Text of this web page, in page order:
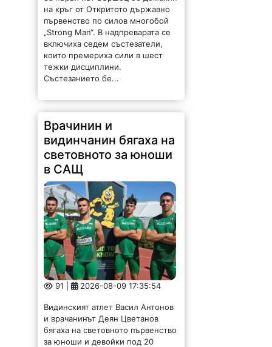
на кръг от Откритото държавно
първенство по силов многобой
„Strong Man“. В надпреварата се
включиха седем състезатели,
които премериха сили в шест
тежки дисциплини.
Състезанието бе...
Врачинин и
видинчанин бягаха на
световното за юноши
в САЩ
91 | 2026-08-09 17:35:54
Видинският атлет Васил Антонов
и врачанинът Деян Цветанов
бягаха на световното първенство
за юноши и девойки под 20